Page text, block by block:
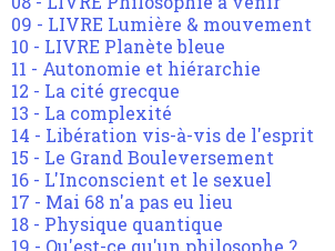
09 - LIVRE Lumière & mouvement
10 - LIVRE Planète bleue
11 - Autonomie et hiérarchie
12 - La cité grecque
13 - La complexité
14 - Libération vis-à-vis de l'esprit
15 - Le Grand Bouleversement
16 - L'Inconscient et le sexuel
17 - Mai 68 n'a pas eu lieu
18 - Physique quantique